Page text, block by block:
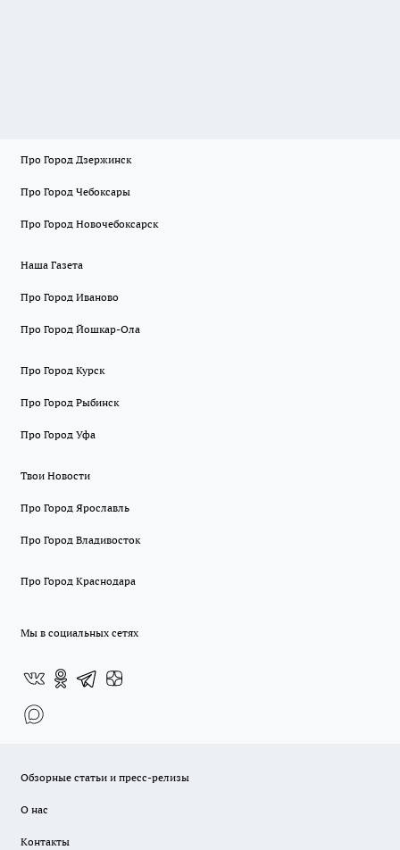
Про Город Дзержинск
Про Город Чебоксары
Про Город Новочебоксарск
Наша Газета
Про Город Иваново
Про Город Йошкар-Ола
Про Город Курск
Про Город Рыбинск
Про Город Уфа
Твои Новости
Про Город Ярославль
Про Город Владивосток
Про Город Краснодара
Мы в социальных сетях
Обзорные статьи и пресс-релизы
О нас
Контакты